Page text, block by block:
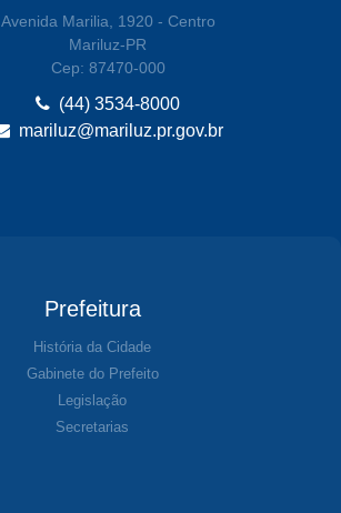
Avenida Marilia, 1920 - Centro
Mariluz-PR
Cep: 87470-000
(44) 3534-8000
mariluz@mariluz.pr.gov.br
Prefeitura
História da Cidade
Gabinete do Prefeito
Legislação
Secretarias